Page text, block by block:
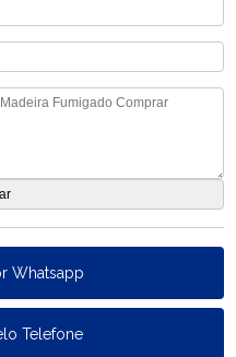
Whatsapp
Telefone